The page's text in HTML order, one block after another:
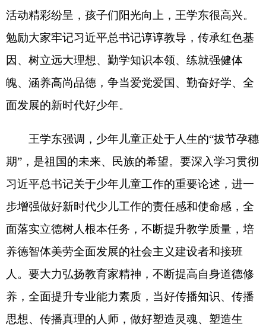
期”，是祖国的未来、民族的希望。要深入学习贯彻
步增强做好新时代少儿工作的责任感和使命感，全
面落实立德树人根本任务，不断提升教学质量，培
养德智体美劳全面发展的社会主义建设者和接班
人。要大力弘扬教育家精神，不断提高自身道德修
思想、传播真理的人师，做好塑造灵魂、塑造生
命、塑造新人的示范。要一如既往地关心、支持学
校建设发展，努力为学校创造良好发展环境，进一
务保障，优化资源配置，建立会商协同机制，会同
相关部门落实优先保障教育发展各项要求，为打造
教育强州而共同努力。
王菁、王彬、段洪波、莫合塔尔 ·麦麦提明、阿
布都热西提·阿不都热合曼、张勇杰、阿尔达克·牙
生、司亚尔·哈兰、哈力旦·吐尔逊、热木提拉·托合